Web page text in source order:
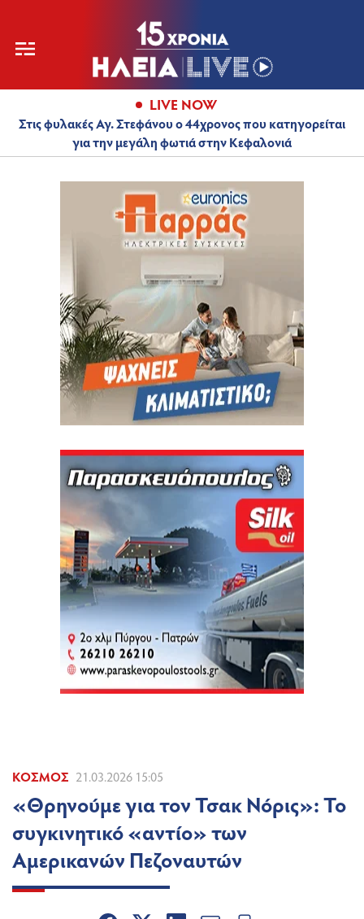
LIVE NOW
Στις φυλακές Αγ. Στεφάνου ο 44χρονος που κατηγορείται
για την μεγάλη φωτιά στην Κεφαλονιά
ΚΌΣΜΟΣ 21.03.2026 15:05
«Θρηνούμε για τον Τσακ Νόρις»: Το
συγκινητικό «αντίο» των
Αμερικανών Πεζοναυτών